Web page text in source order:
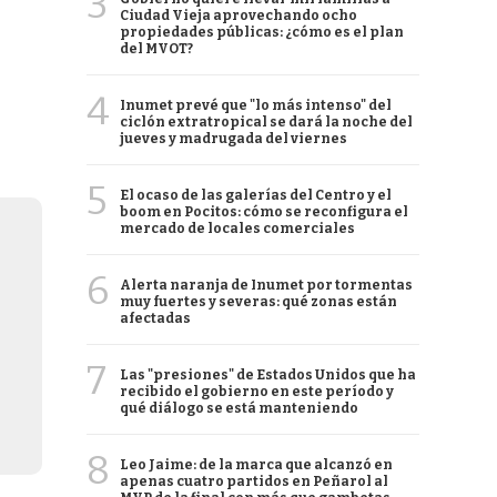
Ciudad Vieja aprovechando ocho
propiedades públicas: ¿cómo es el plan
del MVOT?
4
Inumet prevé que "lo más intenso" del
ciclón extratropical se dará la noche del
jueves y madrugada del viernes
5
El ocaso de las galerías del Centro y el
boom en Pocitos: cómo se reconfigura el
mercado de locales comerciales
6
Alerta naranja de Inumet por tormentas
muy fuertes y severas: qué zonas están
afectadas
7
Las "presiones" de Estados Unidos que ha
recibido el gobierno en este período y
qué diálogo se está manteniendo
8
Leo Jaime: de la marca que alcanzó en
apenas cuatro partidos en Peñarol al